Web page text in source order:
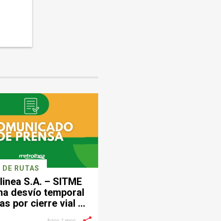
DE RUTAS
S.A. – SITME
desvío temporal
por cierre vial en